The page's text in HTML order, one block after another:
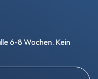
6-8 Wochen. Kein